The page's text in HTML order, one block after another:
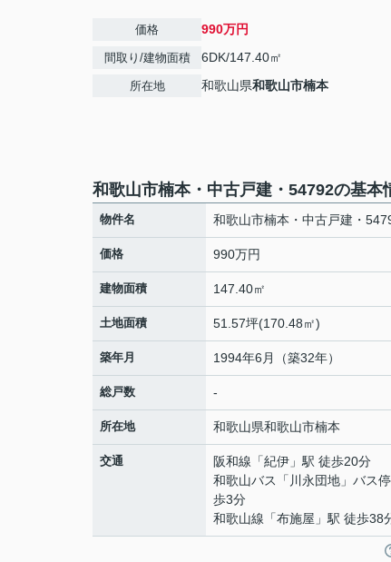
価格 990万円
間取り/建物面積 6DK/147.40㎡
所在地 和歌山県和歌山市楠本
和歌山市楠本・中古戸建・54792の基本
物件名 和歌山市楠本・中古戸建・
価格 990万円
建物面積 147.40㎡
土地面積 51.57坪(170.48㎡)
築年月 1994年6月（築32年）
総戸数 -
所在地 和歌山県和歌山市楠本
交通 阪和線 「紀伊 」駅 徒歩20分
和歌山バス「川永団地」バス
歩3分
和歌山線 「布施屋 」駅 徒歩38